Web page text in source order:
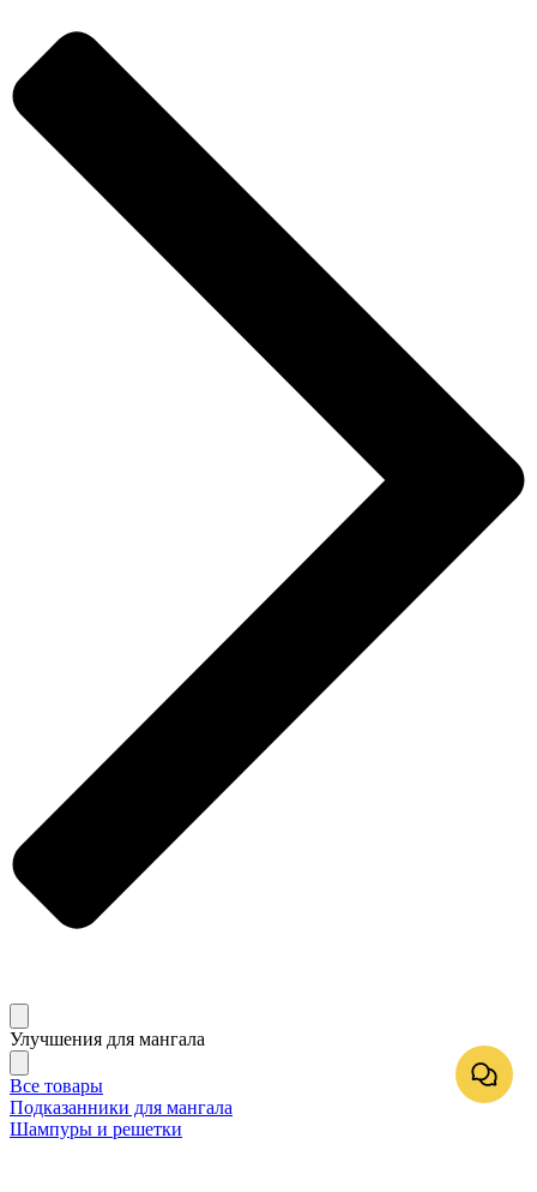
Улучшения для мангала
Все товары
Подказанники для мангала
Шампуры и решетки